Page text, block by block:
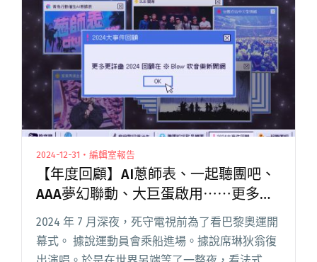
成 SSR 禮閱讀全文 "【年度回顧】就決定是你
了！10組KOL的2025獨立新秀推薦卡牌"
2024-12-31・編輯室報告
【年度回顧】AI蔥師表、一起聽團吧、
AAA夢幻聯動、大巨蛋啟用⋯⋯更多更
詳盡 2024 回顧在 ※ Blow 吹音樂新聞
網
2024 年 7 月深夜，死守電視前為了看巴黎奧運開
幕式。 據說運動員會乘船進場。據說席琳狄翁復